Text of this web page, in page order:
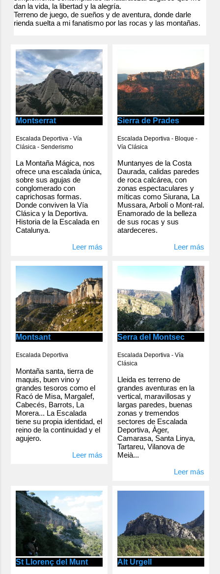
contundente y bastante física. Torla-
Ordesa Inicio y final de la ruta, La
Pradera. Senda de los Cazadores
este punto, y tras descansar y admirar
las excelentes vistas que este mirador
ofrece, el recorrido enlaza con el suave
sendero de la Faja de Pelay, que
manteniendo la altura ganada s...
dan la vida, la libertad y la alegría.
Terreno de juego, de sueños y de aventura, donde darle
rienda suelta a mi fanatismo por las rocas y las montañas.
Montserrat
Escalada Deportiva - Vía
Clásica - Senderismo
La Montaña Mágica, nos
ofrece una escalada única,
sobre sus agujas de
conglomerado con
caprichosas formas.
Donde conviven la Vía
Clásica y la Deportiva.
Historia de la Escalada en
Catalunya.
Leer más
Sierra de Prades
Escalada Deportiva - Bloque -
Vía Clásica
Muntanyes de la Costa
Daurada, calidas paredes
de roca calcárea, con
zonas espectaculares y
míticas como Siurana, La
Mussara, Arbolí o Mont-ral.
Enamorado de la belleza
de sus rocas y sus
atardeceres.
Leer más
Montsant
Escalada Deportiva
Montaña santa, tierra de
maquis, buen vino y
grandes tesoros como el
Racó de Misa, Margalef,
Cabecés, Barrots, La
Morera... La Escalada
tiene su propia identidad, el
reino de la continuidad y el
agujero.
Leer más
Serra del Montsec
Escalada Deportiva - Vía
Clásica
Lleida es terreno de
grandes aventuras en la
vertical, maravillosas y
largas paredes, buenas
zonas y tremendos
sectores de Escalada
Deportiva, Àger,
Camarasa, Santa Linya,
Tartareu, Vilanova de
Meià...
Leer más
St Llorenç del Munt Alt Urgell